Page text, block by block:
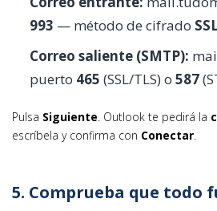
993 — método de cifrado
Correo saliente (SMTP):
puerto 465 (SSL/TLS) o587
Pulsa Siguiente. Outlook te pedirá la
escríbela y confirma con Conectar.
5. Comprueba que todo